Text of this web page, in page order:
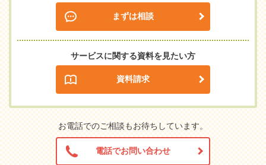
まずは相談
サービスに関する資料を見たい方
資料請求
お電話でのご相談もお待ちしています。
電話でお問い合わせ